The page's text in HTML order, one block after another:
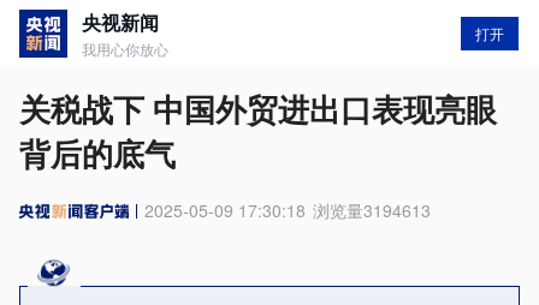
央视新闻
我用心你放心
打开
关税战下 中国外贸进出口表现亮眼
背后的底气
2025-05-09 17:30:18 浏览量3194613